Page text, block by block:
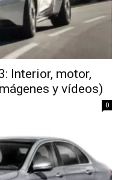
Interior, motor,
y vídeos)
0